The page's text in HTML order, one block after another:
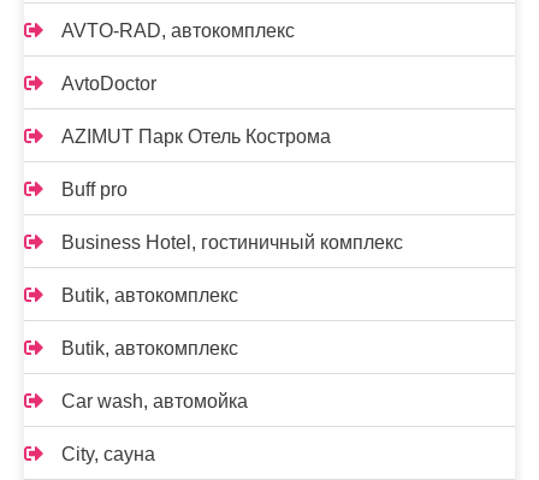
AVTO-RAD, автокомплекс
AvtoDoctor
AZIMUT Парк Отель Кострома
Buff pro
Business Hotel, гостиничный комплекс
Butik, автокомплекс
Butik, автокомплекс
Car wash, автомойка
City, сауна